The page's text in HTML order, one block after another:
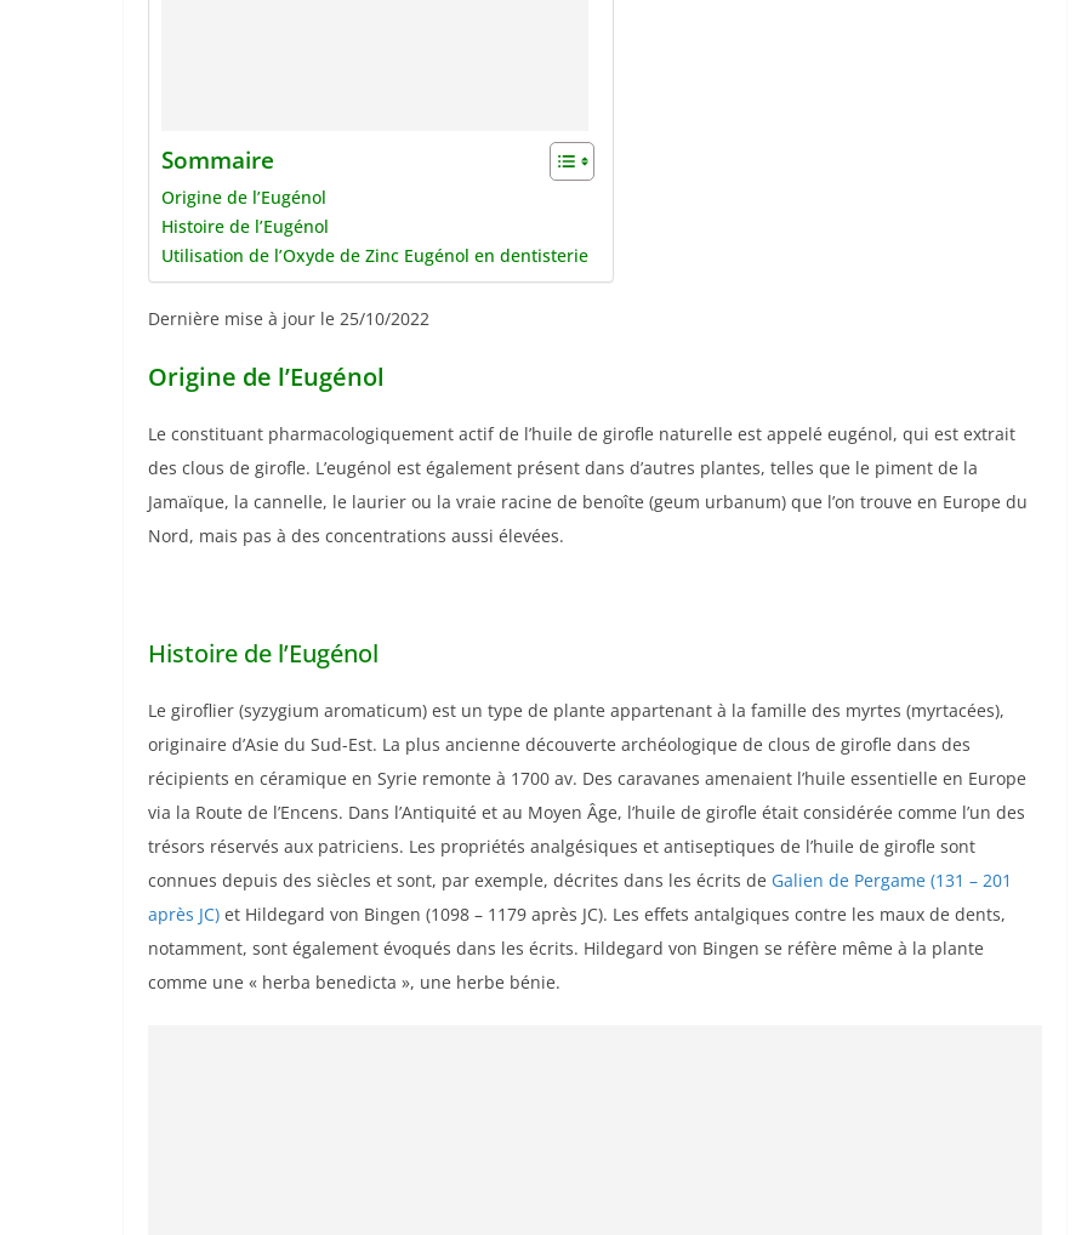
Sommaire
Origine de l’Eugénol
Histoire de l’Eugénol
Utilisation de l’Oxyde de Zinc Eugénol en dentisterie
Dernière mise à jour le 25/10/2022
Origine de l’Eugénol
Le constituant pharmacologiquement actif de l’huile de girofle naturelle est appelé eugénol, qui est extrait
des clous de girofle. L’eugénol est également présent dans d’autres plantes, telles que le piment de la
Jamaïque, la cannelle, le laurier ou la vraie racine de benoîte (geum urbanum) que l’on trouve en Europe du
Nord, mais pas à des concentrations aussi élevées.
Histoire de l’Eugénol
Le giroflier (syzygium aromaticum) est un type de plante appartenant à la famille des myrtes (myrtacées),
originaire d’Asie du Sud-Est. La plus ancienne découverte archéologique de clous de girofle dans des
récipients en céramique en Syrie remonte à 1700 av. Des caravanes amenaient l’huile essentielle en Europe
via la Route de l’Encens. Dans l’Antiquité et au Moyen Âge, l’huile de girofle était considérée comme l’un des
trésors réservés aux patriciens. Les propriétés analgésiques et antiseptiques de l’huile de girofle sont
connues depuis des siècles et sont, par exemple, décrites dans les écrits de Galien de Pergame (131 – 201
après JC) et Hildegard von Bingen (1098 – 1179 après JC). Les effets antalgiques contre les maux de dents,
notamment, sont également évoqués dans les écrits. Hildegard von Bingen se réfère même à la plante
comme une « herba benedicta », une herbe bénie.